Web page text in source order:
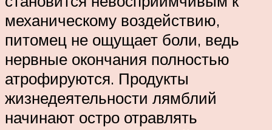
механическому воздействию,
питомец не ощущает боли, ведь
нервные окончания полностью
атрофируются. Продукты
жизнедеятельности лямблий
начинают остро отравлять